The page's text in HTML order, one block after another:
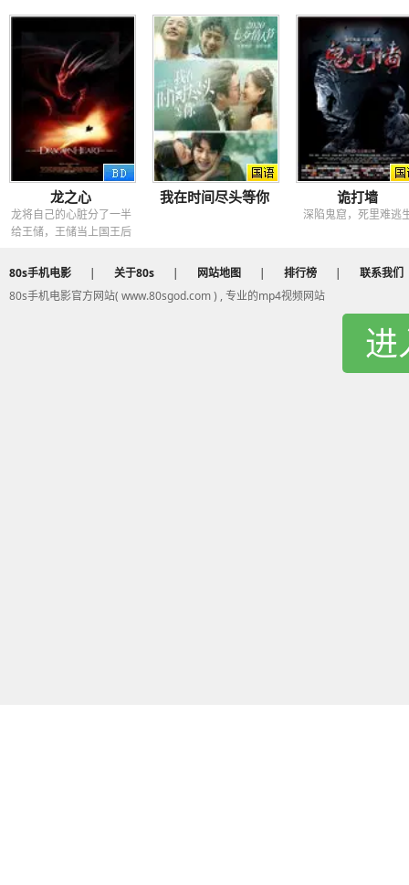
龙之心
龙将自己的心脏分了一半
给王储，王储当上国王后
暴
我在时间尽头等你 诡打墙
深陷鬼窟，死里难逃
80s手机电影 | 关于80s | 网站地图 | 排行榜 |
联系我们
80s手机电影官方网站( www.80sgod.com ) , 专业的mp4视频网站
进